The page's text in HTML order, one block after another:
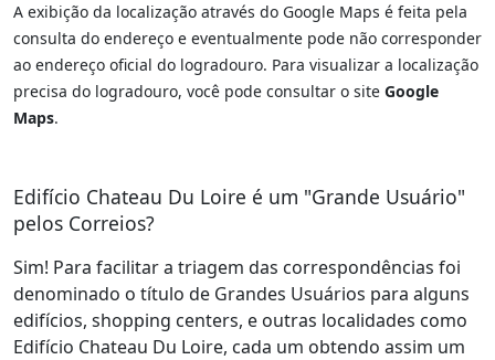
A exibição da localização através do Google Maps é feita pela
consulta do endereço e eventualmente pode não corresponder
ao endereço oficial do logradouro. Para visualizar a localização
precisa do logradouro, você pode consultar o site Google
Maps.
Edifício Chateau Du Loire é um "Grande Usuário"
pelos Correios?
Sim! Para facilitar a triagem das correspondências foi
denominado o título de Grandes Usuários para alguns
edifícios, shopping centers, e outras localidades como
Edifício Chateau Du Loire, cada um obtendo assim um